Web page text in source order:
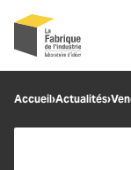
Recherche
Accueil›Actualités›